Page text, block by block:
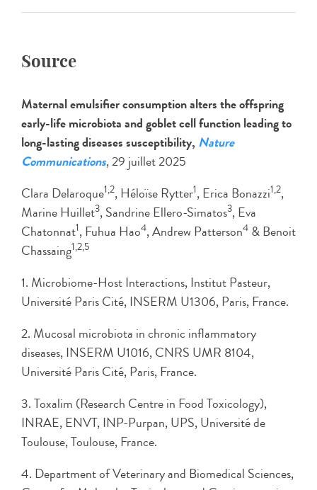
Source
Maternal emulsifier consumption alters the offspring
early-life microbiota and goblet cell function leading to
long-lasting diseases susceptibility, Nature
Communications, 29 juillet 2025
Clara Delaroque1,2, Héloïse Rytter1, Erica Bonazzi1,2,
Marine Huillet3, Sandrine Ellero-Simatos3, Eva
Chatonnat1, Fuhua Hao4, Andrew Patterson4 & Benoit
Chassaing1,2,5
1. Microbiome-Host Interactions, Institut Pasteur,
Université Paris Cité, INSERM U1306, Paris, France.
2. Mucosal microbiota in chronic inflammatory
diseases, INSERM U1016, CNRS UMR 8104,
Université Paris Cité, Paris, France.
3. Toxalim (Research Centre in Food Toxicology),
INRAE, ENVT, INP-Purpan, UPS, Université de
Toulouse, Toulouse, France.
4. Department of Veterinary and Biomedical Sciences,